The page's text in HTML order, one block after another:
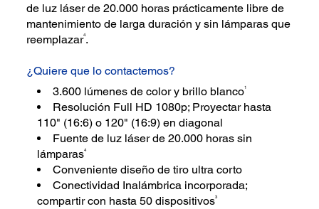
de luz láser de 20.000 horas prácticamente libre de
mantenimiento de larga duración y sin lámparas que
reemplazar4.
¿Quiere que lo contactemos?
3.600 lúmenes de color y brillo blanco1
Resolución Full HD 1080p; Proyectar hasta
110" (16:6) o 120" (16:9) en diagonal
Fuente de luz láser de 20.000 horas sin
lámparas4
Conveniente diseño de tiro ultra corto
Conectividad Inalámbrica incorporada;
compartir con hasta 50 dispositivos3